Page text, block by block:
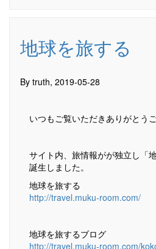
地球を旅する
By truth, 2019-05-28
いつもご覧いただきありがとう
サイト内、旅情報がが独立し「
誕生しました。
地球を旅する
http://travel.muku-room.com/
地球を旅するブログ
http://travel.muku-room.com/